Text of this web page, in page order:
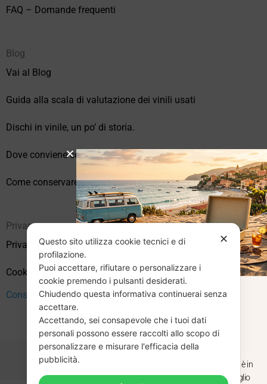
FAQ – Domande frequenti
Blog
Vai al Blog
Guida alla scala di valutazione dei vinili usati
Dischi in vinile, un po’ di storia.
Dove conviene comprare vinili online?
Come conservare correttamente i vinili usati
Privacy
Privacy Policy
Cookie Policy (UE)
Consenso
✕
Questo sito utilizza cookie tecnici e di
profilazione.
Puoi accettare, rifiutare o personalizzare i
cookie premendo i pulsanti desiderati.
Chiudendo questa informativa continuerai senza
accettare.
Accettando, sei consapevole che i tuoi dati
personali possono essere raccolti allo scopo di
personalizzare e misurare l'efficacia della
pubblicità.
CHIUSURA
ESTIVA
Dal 29 luglio al 31 agosto venditaviniliusati.it è in
pausa estiva. Gli ordini ricevuti entro il 29 luglio